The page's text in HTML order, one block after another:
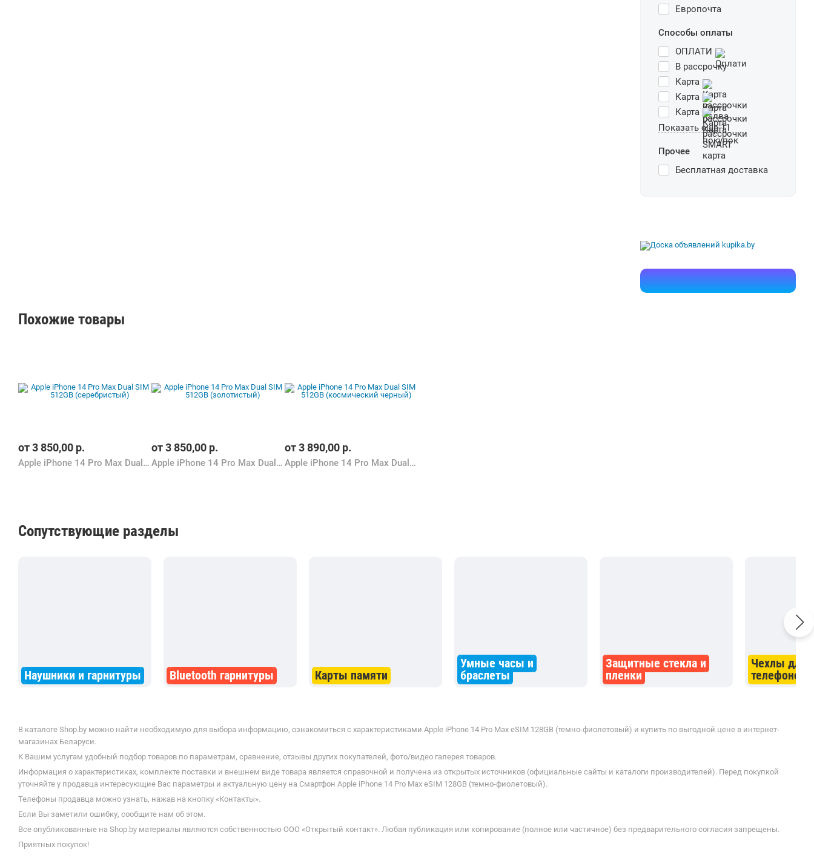
Европочта
Способы оплаты
ОПЛАТИ
В рассрочку
Карта
Карта
Карта
Показать еще 11
Прочее
Бесплатная доставка
Похожие товары
от3 850,00 р.
Apple iPhone 14 Pro Max Dual SIM 512GB (серебристый)
от3 850,00 р.
Apple iPhone 14 Pro Max Dual SIM 512GB (золотистый)
от3 890,00 р.
Apple iPhone 14 Pro Max Dual SIM 512GB (космический черный)
Сопутствующие разделы
Наушники и гарнитуры Bluetooth гарнитуры Карты памяти
Умные часы и
браслеты
Защитные стекла и
пленки
Чехлы для
телефонов
В каталоге Shop.by можно найти необходимую для выбора информацию, ознакомиться с характеристиками Apple iPhone 14 Pro Max eSIM 128GB (темно-фиолетовый) и купить по выгодной цене в интернет-
магазинах Беларуси.
К Вашим услугам удобный подбор товаров по параметрам, сравнение, отзывы других покупателей, фото/видео галерея товаров.
Информация о характеристиках, комплекте поставки и внешнем виде товара является справочной и получена из открытых источников (официальные сайты и каталоги производителей). Перед покупкой
уточняйте у продавца интересующие Вас параметры и актуальную цену на Смартфон Apple iPhone 14 Pro Max eSIM 128GB (темно-фиолетовый).
Телефоны продавца можно узнать, нажав на кнопку «Контакты».
Если Вы заметили ошибку, сообщите нам об этом.
Все опубликованные на Shop.by материалы являются собственностью ООО «Открытый контакт». Любая публикация или копирование (полное или частичное) без предварительного согласия запрещены.
Приятных покупок!